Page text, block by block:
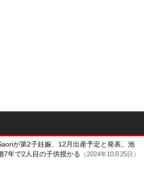
が第2子妊娠、12月出産予定と発表。池
7年で2人目の子供授かる （2024年10月25日）